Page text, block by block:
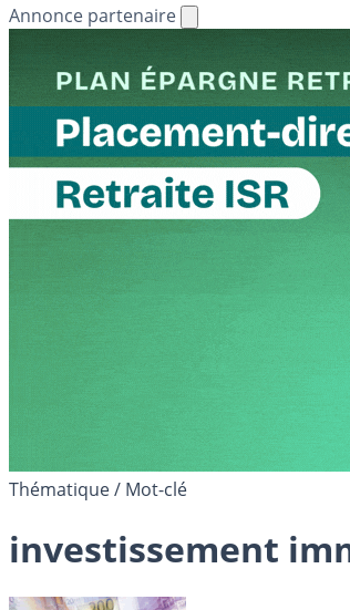
Annonce partenaire
Thématique / Mot-clé
investissement